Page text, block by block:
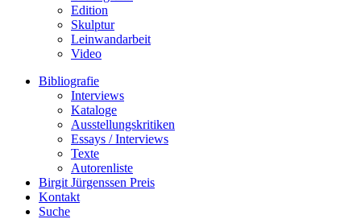
Edition
Skulptur
Leinwandarbeit
Video
Bibliografie
Interviews
Kataloge
Ausstellungskritiken
Essays / Interviews
Texte
Autorenliste
Birgit Jürgenssen Preis
Kontakt
Suche